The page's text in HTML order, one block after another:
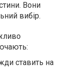
Вони
вибір.
ставить на